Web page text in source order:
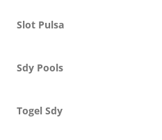
Slot Pulsa
Sdy Pools
Togel Sdy